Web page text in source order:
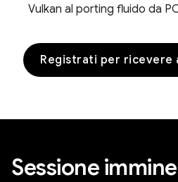
Vulkan al porting fluido da
Registrati per ricevere
Sessione